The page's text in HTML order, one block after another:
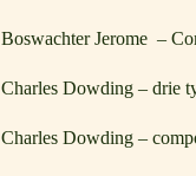
Boswachter Jerome –
Charles Dowding – drie
Charles Dowding –